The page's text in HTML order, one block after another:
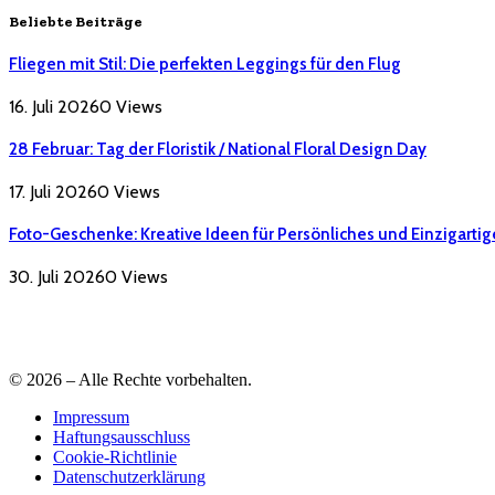
Beliebte Beiträge
Fliegen mit Stil: Die perfekten Leggings für den Flug
16. Juli 20260 Views
28 Februar: Tag der Floristik / National Floral Design Day
17. Juli 20260 Views
Foto-Geschenke: Kreative Ideen für Persönliches und
30. Juli 20260 Views
© 2026 – Alle Rechte vorbehalten.
Impressum
Haftungsausschluss
Cookie-Richtlinie
Datenschutzerklärung